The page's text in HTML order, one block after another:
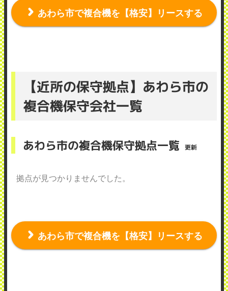
あわら市で複合機を【格安】リースする
【近所の保守拠点】あわら市の
複合機保守会社一覧
あわら市の複合機保守拠点一覧 更新
拠点が見つかりませんでした。
あわら市で複合機を【格安】リースする